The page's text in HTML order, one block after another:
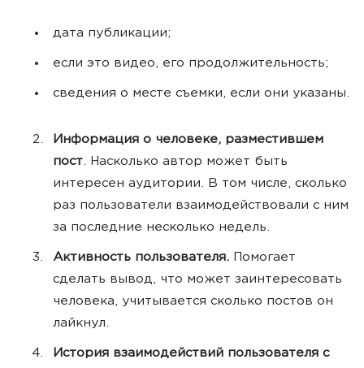
дата публикации;
если это видео, его продолжительность;
сведения о месте съемки, если они указаны.
Информация о человеке, разместившем
пост. Насколько автор может быть
интересен аудитории. В том числе, сколько
раз пользователи взаимодействовали с ним
за последние несколько недель.
Активность пользователя. Помогает
сделать вывод, что может заинтересовать
человека, учитывается сколько постов он
лайкнул.
История взаимодействий пользователя с